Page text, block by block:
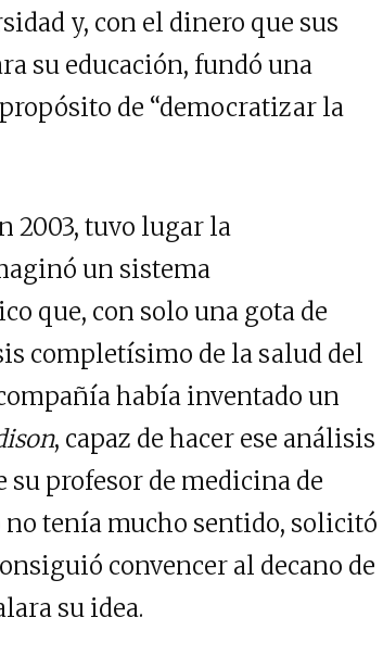
y, con el dinero que sus
su educación, fundó una
de “democratizar la
2003, tuvo lugar la
un sistema
que, con solo una gota de
completísimo de la salud del
había inventado un
, capaz de hacer ese análisis
su profesor de medicina de
tenía mucho sentido, solicitó
convencer al decano de
su idea.